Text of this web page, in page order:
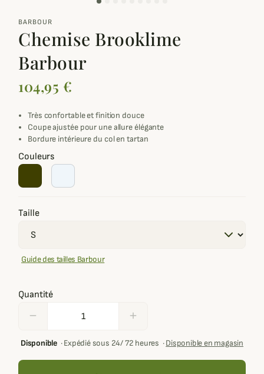
BARBOUR
Chemise Brooklime
Barbour
104,95 €
Très confortable et finition douce
Coupe ajustée pour une allure élégante
Bordure intérieure du col en tartan
Couleurs
Taille
Guide des tailles Barbour
Quantité
remove add
Disponible·Expédié sous 24/ 72 heures ·Disponible en magasin